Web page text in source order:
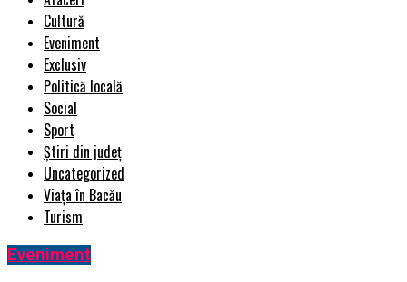
Cultură
Eveniment
Exclusiv
Politică locală
Social
Sport
Știri din județ
Uncategorized
Viața în Bacău
Turism
Eveniment